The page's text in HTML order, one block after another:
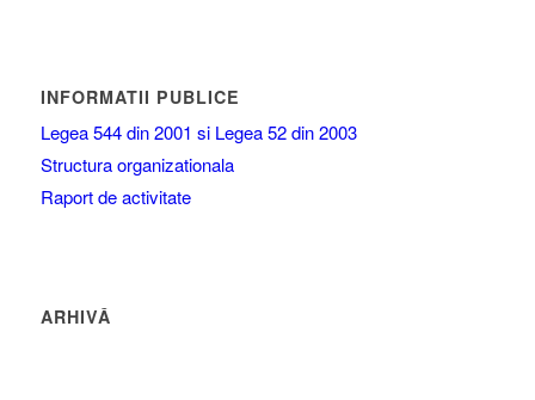
INFORMATII PUBLICE
Legea 544 din 2001 si Legea 52 din 2003
Structura organizationala
Raport de activitate
ARHIVĂ